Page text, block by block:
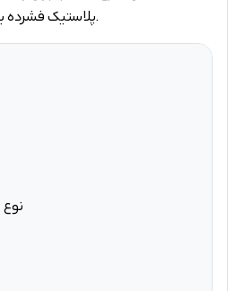
پلاستیک فشرده بوده و ساخت ایران میباشد.